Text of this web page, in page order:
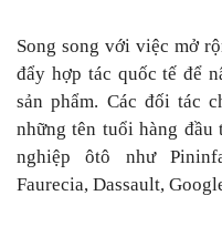
Song song với việc mở
đẩy hợp tác quốc tế để
sản phẩm. Các đối tác
những tên tuổi hàng đầu
nghiệp ôtô như
Faurecia, Dassault,